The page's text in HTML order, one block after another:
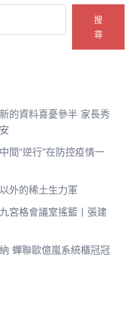
搜
尋
的資料喜憂參半 家長秀
間“逆行”在防控疫情一
外的稀土生力軍
宮格會議室搖籃丨張建
蟬聯歐億嵐系統櫃冠冠